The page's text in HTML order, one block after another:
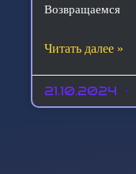
Возвращаемся
Читать далее »
21.10.2024